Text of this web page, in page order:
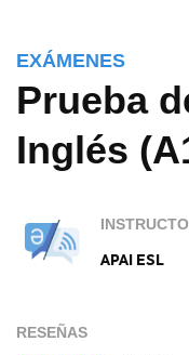
EXÁMENES
Prueba
Inglés
APAI ESL
RESEÑAS